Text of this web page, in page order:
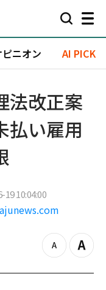
ピニオン AI PICK
法改正案
い雇用
19 10:04:00
z
o
Z
o